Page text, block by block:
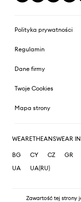
Polityka prywatności
Regulamin
Dane firmy
Twoje Cookies
Mapa strony
WEARETHEANSWEAR
BG CY CZ GR
UA
UA(RU)
Zawartość tej strony